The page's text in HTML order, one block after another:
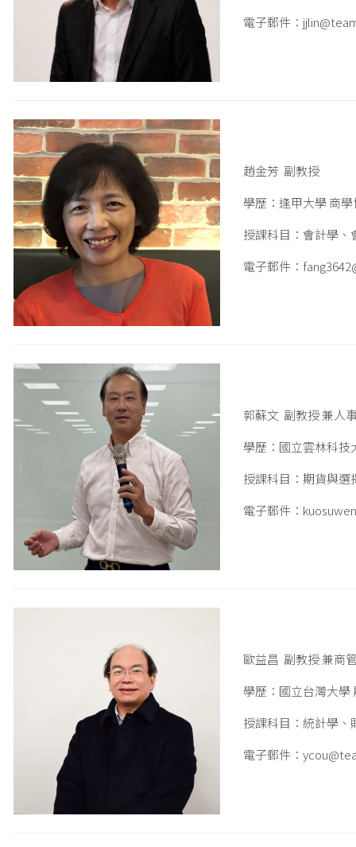
電子郵件：
趙金芳 副教授
學歷：逢甲大學 商
授課科目：會計學
電子郵件：
郭蘇文 副教授 兼人
學歷：國立雲林科技
授課科目：期貨與
電子郵件：
歐益昌 副教授 兼商
學歷：國立台灣大學
授課科目：統計學
電子郵件：